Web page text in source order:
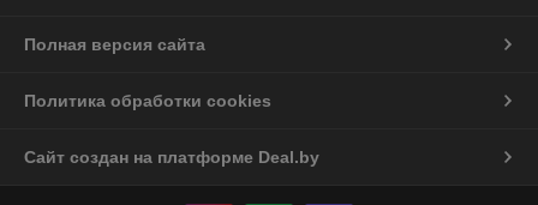
Полная версия сайта
Политика обработки cookies
Сайт создан на платформе Deal.by